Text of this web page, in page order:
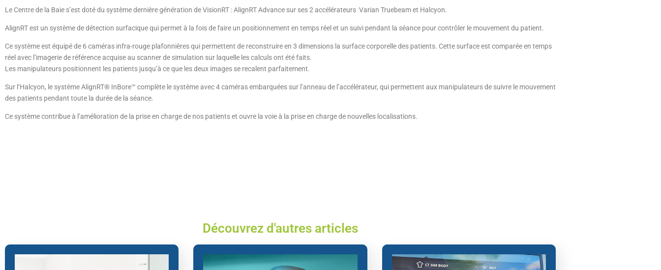
Le Centre de la Baie s’est doté du système dernière génération de VisionRT : AlignRT Advance sur ses 2 accélérateurs Varian Truebeam et Halcyon.
AlignRT est un système de détection surfacique qui permet à la fois de faire un positionnement en temps réel et un suivi pendant la séance pour contrôler le mouvement du patient.
Ce système est équipé de 6 caméras infra-rouge plafonnières qui permettent de reconstruire en 3 dimensions la surface corporelle des patients. Cette surface est comparée en temps
réel avec l’imagerie de référence acquise au scanner de simulation sur laquelle les calculs ont été faits.
Les manipulateurs positionnent les patients jusqu’à ce que les deux images se recalent parfaitement.
Sur l‘Halcyon, le système AlignRT® InBore™ complète le système avec 4 caméras embarquées sur l’anneau de l’accélérateur, qui permettent aux manipulateurs de suivre le mouvement
des patients pendant toute la durée de la séance.
Ce système contribue à l’amélioration de la prise en charge de nos patients et ouvre la voie à la prise en charge de nouvelles localisations.
Découvrez d'autres articles